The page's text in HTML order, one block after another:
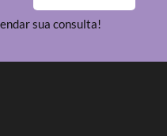
sua consulta!